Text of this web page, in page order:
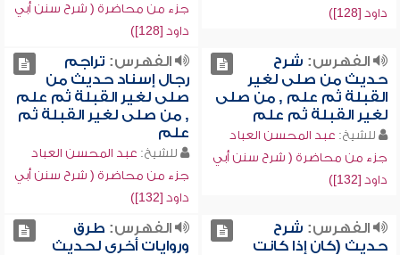
داود [128])
جزء من محاضرة ( شرح سنن أبي
داود [128])
الفهرس: شرح
حديث من صلى لغير
القبلة ثم علم , من صلى
لغير القبلة ثم علم
للشيخ: عبد المحسن العباد
جزء من محاضرة ( شرح سنن أبي
داود [132])
الفهرس: تراجم
رجال إسناد حديث من
صلى لغير القبلة ثم علم
, من صلى لغير القبلة ثم
علم
للشيخ: عبد المحسن العباد
جزء من محاضرة ( شرح سنن أبي
داود [132])
الفهرس: شرح
حديث (كان إذا كانت
الفهرس: طرق
وروايات أخرى لحديث